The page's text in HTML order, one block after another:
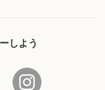
しよう